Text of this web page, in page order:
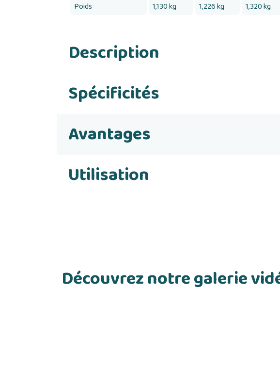
Poids
1,130 kg 1,226 kg 1,320 kg
Description
Spécificités
Avantages
Utilisation
Découvrez notre galerie